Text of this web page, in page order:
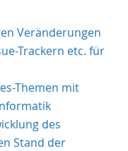
Veränderungen
Trackern etc. für
Themen mit
des
Stand der